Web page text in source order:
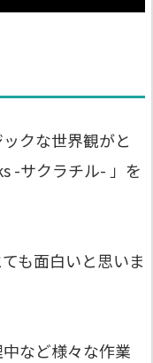
クな世界観がと
-サクラチル- 」を
も面白いと思いま
など様々な作業